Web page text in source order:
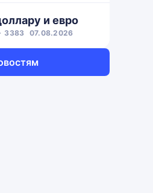
и евро
3383 07.08.2026